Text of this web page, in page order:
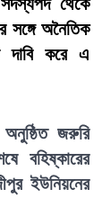
সঙ্গে অনৈতিক
দাবি করে এ
জরুরি
বহিষ্কারের
ইউনিয়নের